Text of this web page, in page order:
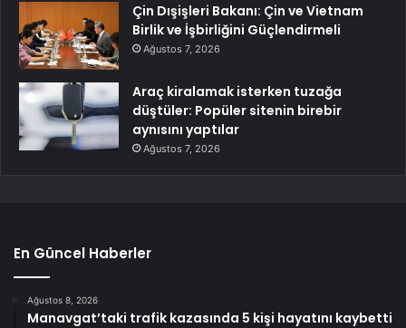
Çin Dışişleri Bakanı: Çin ve Vietnam
Birlik ve İşbirliğini Güçlendirmeli
Ağustos 7, 2026
Araç kiralamak isterken tuzağa
düştüler: Popüler sitenin birebir
aynısını yaptılar
Ağustos 7, 2026
En Güncel Haberler
Ağustos 8, 2026
Manavgat’taki trafik kazasında 5 kişi hayatını kaybetti